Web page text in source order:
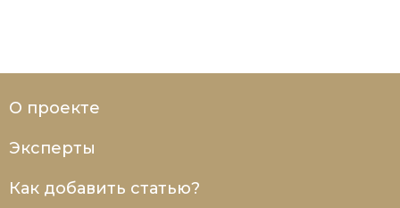
О проекте
Эксперты
Как добавить статью?